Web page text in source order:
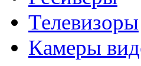
Телевизоры
Камеры